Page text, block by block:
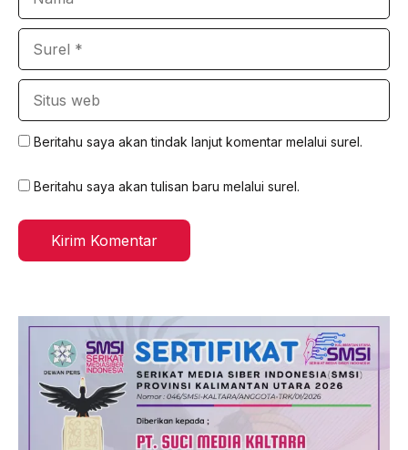
Beritahu saya akan tindak lanjut komentar melalui surel.
Beritahu saya akan tulisan baru melalui surel.